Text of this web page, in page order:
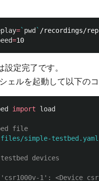
=` pwd `
=
定完了です。
ェルを起動して以下の
import load
files/simple-testbed.yaml